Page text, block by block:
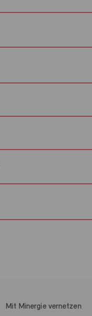
Mit Minergie vernetzen